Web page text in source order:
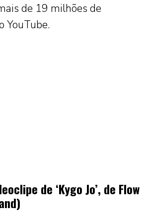
de 19 milhões de
YouTube.
de ‘Kygo Jo’, de Flow